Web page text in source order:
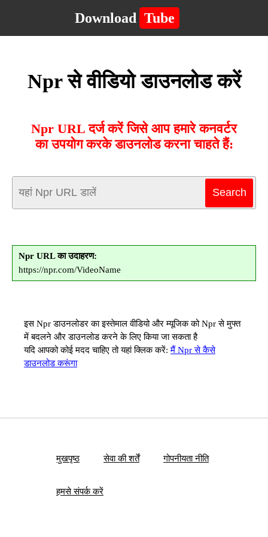
Download Tube
Npr से वीडियो डाउनलोड करें
Npr URL दर्ज करें जिसे आप हमारे कनवर्टर
का उपयोग करके डाउनलोड करना चाहते हैं:
Npr URL का उदाहरण:
https://npr.com/VideoName
इस Npr डाउनलोडर का इस्तेमाल वीडियो और म्यूजिक को Npr से मुफ्त
में बदलने और डाउनलोड करने के लिए किया जा सकता है
यदि आपको कोई मदद चाहिए तो यहां क्लिक करें:मैं Npr से कैसे
डाउनलोड करूंगा
मुखपृष्ठ सेवा की शर्तें गोपनीयता नीति
हमसे संपर्क करें